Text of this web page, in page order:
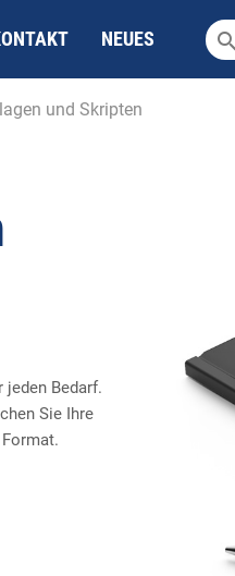
NEUES search
und Skripten
Bedarf.
Sie Ihre